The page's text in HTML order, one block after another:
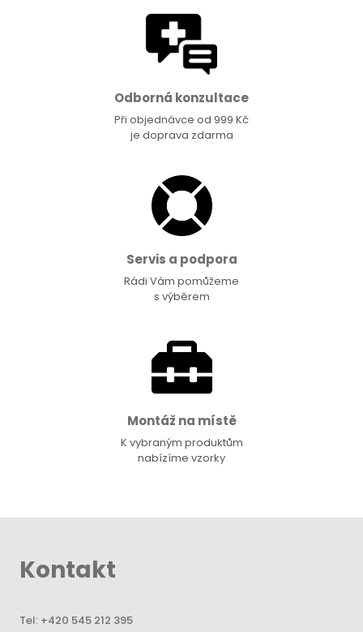
Odborná konzultace
Při objednávce od 999 Kč
je doprava zdarma
Servis a podpora
Rádi Vám pomůžeme
s výběrem
Montáž na místě
K vybraným produktům
nabízíme vzorky
Kontakt
Tel: +420 545 212 395